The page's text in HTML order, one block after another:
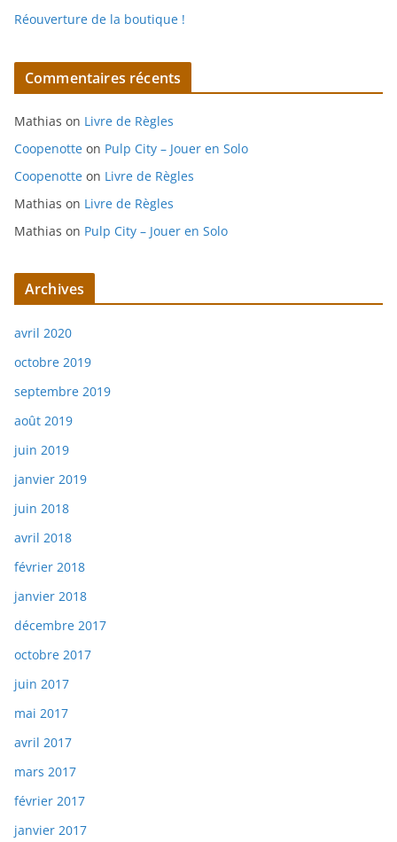
Réouverture de la boutique !
Commentaires récents
Mathias on Livre de Règles
Coopenotte on Pulp City – Jouer en Solo
Coopenotte on Livre de Règles
Mathias on Livre de Règles
Mathias on Pulp City – Jouer en Solo
Archives
avril 2020
octobre 2019
septembre 2019
août 2019
juin 2019
janvier 2019
juin 2018
avril 2018
février 2018
janvier 2018
décembre 2017
octobre 2017
juin 2017
mai 2017
avril 2017
mars 2017
février 2017
janvier 2017